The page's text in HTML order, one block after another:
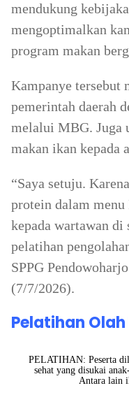
mendukung
mengoptimalkan
program makan
Kampanye tersebut
pemerintah daerah
melalui MBG. Juga
makan ikan kepada
“Saya setuju.
protein dalam
kepada wartawan di
pelatihan
SPPG
(7/7/2026).
Pelatihan
PELATIHAN: Peserta
sehat yang disukai
Antara lain